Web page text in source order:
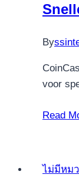
By
voor
Read
ไม่มีหม